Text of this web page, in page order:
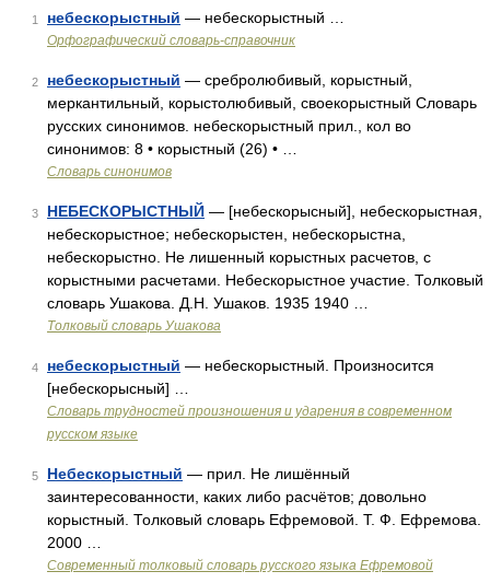
1 небескорыстный — небескорыстный …
Орфографический словарь-справочник
2 небескорыстный — сребролюбивый, корыстный,
меркантильный, корыстолюбивый, своекорыстный Словарь
русских синонимов. небескорыстный прил., кол во
синонимов: 8 • корыстный (26) • …
Словарь синонимов
3 НЕБЕСКОРЫСТНЫЙ — [небескорысный], небескорыстная,
небескорыстное; небескорыстен, небескорыстна,
небескорыстно. Не лишенный корыстных расчетов, с
корыстными расчетами. Небескорыстное участие. Толковый
словарь Ушакова. Д.Н. Ушаков. 1935 1940 …
Толковый словарь Ушакова
4 небескорыстный — небескорыстный. Произносится
[небескорысный] …
Словарь трудностей произношения и ударения в современном
русском языке
5 Небескорыстный — прил. Не лишённый
заинтересованности, каких либо расчётов; довольно
корыстный. Толковый словарь Ефремовой. Т. Ф. Ефремова.
2000 …
Современный толковый словарь русского языка Ефремовой